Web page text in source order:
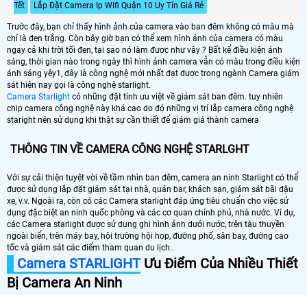
Tết
Lắp Đặt Camera Ip Wifi Quận 10 Uy Tín Giá Rẻ
Trước đây, bạn chỉ thấy hình ảnh của camera vào ban đêm không có màu mà
chỉ là đen trắng. Còn bây giờ bạn có thể xem hình ảnh của camera có màu
ngay cả khi trời tối đen, tại sao nó làm được như vậy ? Bất kể điều kiện ánh
sáng, thời gian nào trong ngày thì hình ảnh camera vẫn có màu trong điều kiện
ánh sáng yêy1, đây là công nghệ mới nhất đạt được trong ngành Camera giám
sát hiện nay gọi là công nghệ starlight.
Camera Starlight có những đặt tính ưu việt về giám sát ban đêm. tuy nhiên
chip camera công nghệ này khá cao do đó những vị trí lắp camera công nghệ
staright nên sử dụng khi thật sự cần thiết để giám giá thành camera
THÔNG TIN VỀ CAMERA CÔNG NGHỆ STARLGHT
Với sự cải thiện tuyệt vời về tầm nhìn ban đêm, camera an ninh Starlight có thể
được sử dụng lắp đặt giám sát tại nhà, quán bar, khách sạn, giám sát bãi đậu
xe, v.v. Ngoài ra, còn có các Camera starlight đáp ứng tiêu chuẩn cho việc sử
dụng đặc biệt an ninh quốc phòng và các cơ quan chính phủ, nhà nước. Ví dụ,
các Camera starlight được sử dụng ghi hình ảnh dưới nước, trên tàu thuyền
ngoài biển, trên máy bay, hội trường hội họp, đường phố, sân bay, đường cao
tốc và giám sát các điểm tham quan du lịch..
Camera STARLIGHTƯu Điểm Của Nhiều Thiết
Bị Camera An Ninh